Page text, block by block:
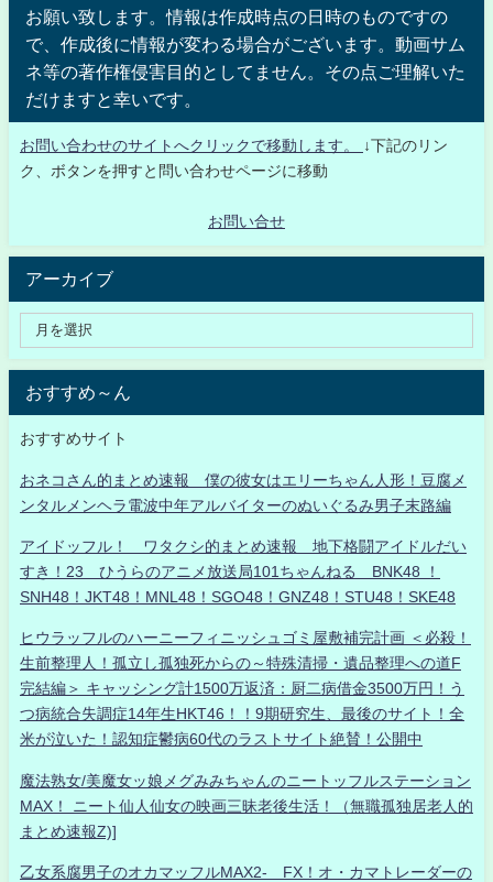
お願い致します。情報は作成時点の日時のものですの
で、作成後に情報が変わる場合がございます。動画サム
ネ等の著作権侵害目的としてません。その点ご理解いた
だけますと幸いです。
お問い合わせのサイトへクリックで移動します。
↓下記のリン
ク、ボタンを押すと問い合わせページに移動
お問い合せ
アーカイブ
おすすめ～ん
おすすめサイト
おネコさん的まとめ速報 僕の彼女はエリーちゃん人形！豆腐メ
ンタルメンヘラ電波中年アルバイターのぬいぐるみ男子末路編
アイドッフル！ ワタクシ的まとめ速報 地下格闘アイドルだい
すき！23 ひうらのアニメ放送局101ちゃんねる BNK48 ！
SNH48！JKT48！MNL48！SGO48！GNZ48！STU48！SKE48
ヒウラッフルのハーニーフィニッシュゴミ屋敷補完計画 ＜必殺！
生前整理人！孤立し孤独死からの～特殊清掃・遺品整理への道F
完結編＞ キャッシング計1500万返済：厨二病借金3500万円！う
つ病統合失調症14年生HKT46！！9期研究生、最後のサイト！全
米が泣いた！認知症鬱病60代のラストサイト絶賛！公開中
魔法熟女/美魔女ッ娘メグみみちゃんのニートッフルステーション
MAX！ ニート仙人仙女の映画三昧老後生活！（無職孤独居老人的
まとめ速報Z)]
乙女系腐男子のオカマッフルMAX2- FX！オ・カマトレーダーの